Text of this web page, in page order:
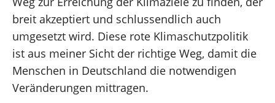
breit akzeptiert und schlussendlich auch
umgesetzt wird. Diese rote Klimaschutzpolitik
ist aus meiner Sicht der richtige Weg, damit die
Menschen in Deutschland die notwendigen
Veränderungen mittragen.